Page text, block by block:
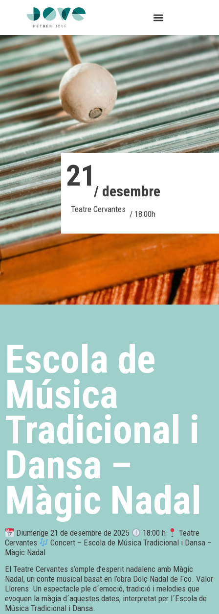
21/ desembre
Teatre Cervantes / 18:00h
Escola de
Música
Tradicional i
Dansa –
Màgic Nadal
Diumenge 21 de desembre de 2025 18:00 h
Teatre
Cervantes
Concert – Escola de Música Tradicional i Dansa –
Màgic Nadal
El Teatre Cervantes s’omple d’esperit nadalenc amb Màgic
Nadal, un conte musical basat en l’obra Dolç Nadal de Fco. Valor
Llorens. Un espectacle ple d´emoció, tradició i melodies que
evoquen la màgia d´aquestes dates, interpretat per l´Escola de
Música Tradicional i Dansa.